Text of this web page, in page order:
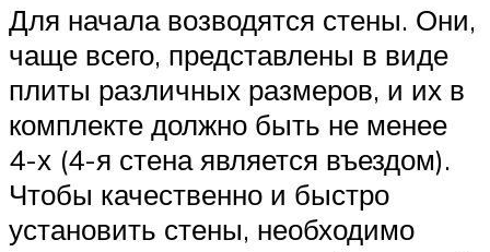
Для начала возводятся стены. Они,
чаще всего, представлены в виде
плиты различных размеров, и их в
комплекте должно быть не менее
4-х (4-я стена является въездом).
Чтобы качественно и быстро
установить стены, необходимо